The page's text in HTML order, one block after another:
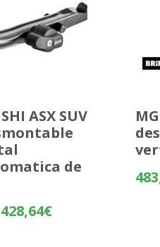
ASX SUV
de
428,64€Rango